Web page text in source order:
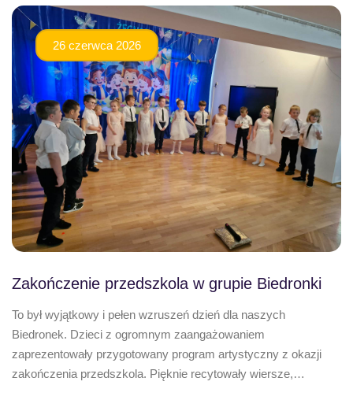
26 czerwca 2026
Zakończenie przedszkola w grupie Biedronki
To był wyjątkowy i pełen wzruszeń dzień dla naszych
Biedronek. Dzieci z ogromnym zaangażowaniem
zaprezentowały przygotowany program artystyczny z okazji
zakończenia przedszkola. Pięknie recytowały wiersze,…